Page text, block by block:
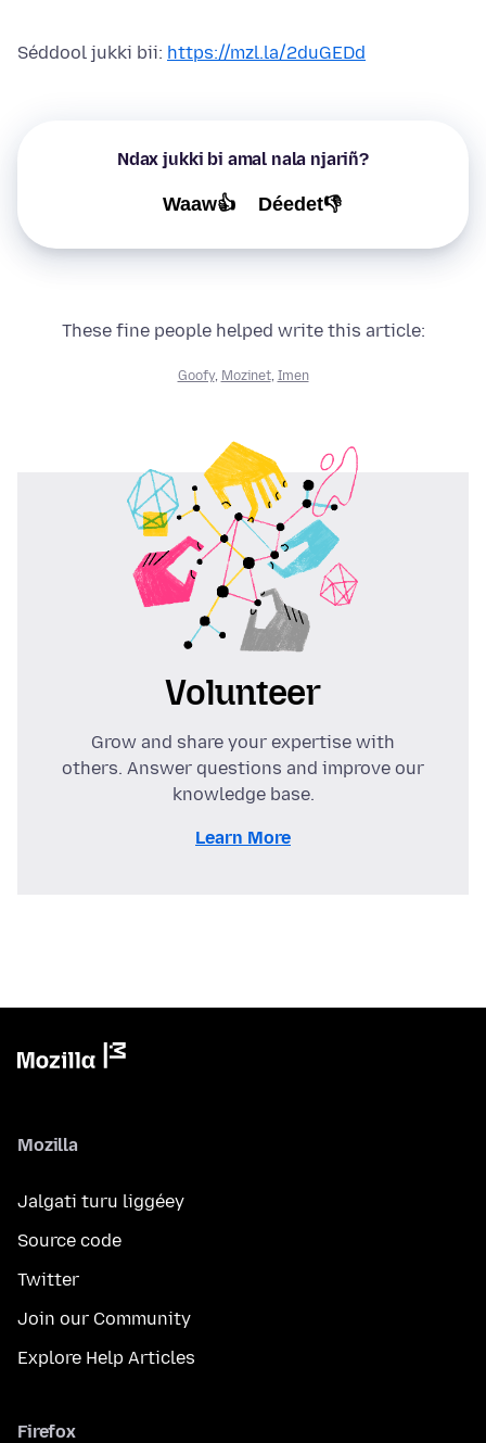
Séddool jukki bii: https://mzl.la/2duGEDd
Ndax jukki bi amal nala njariñ?
Waaw👍 Déedet👎
These fine people helped write this article:
Goofy, Mozinet, Imen
Volunteer
Grow and share your expertise with
others. Answer questions and improve our
knowledge base.
Learn More
Mozilla
Jalgati turu liggéey
Source code
Twitter
Join our Community
Explore Help Articles
Firefox